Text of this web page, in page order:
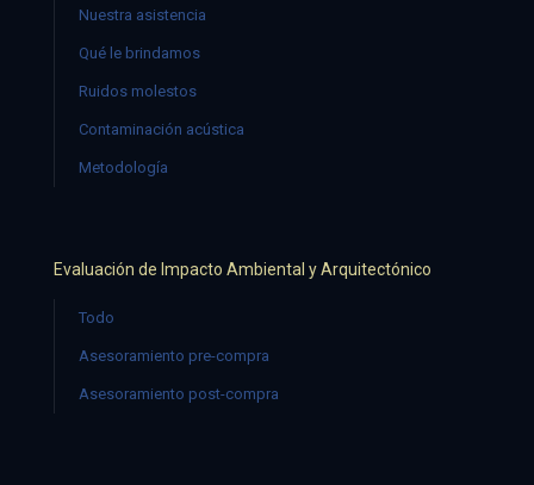
Nuestra asistencia
Qué le brindamos
Ruidos molestos
Contaminación acústica
Metodología
Evaluación de Impacto Ambiental y Arquitectónico
Todo
Asesoramiento pre-compra
Asesoramiento post-compra